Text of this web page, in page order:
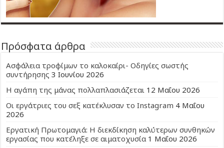
Πρόσφατα άρθρα
Ασφάλεια τροφίμων το καλοκαίρι- Οδηγίες σωστής
συντήρησης 3 Ιουνίου 2026
Η αγάπη της μάνας πολλαπλασιάζεται 12 Μαΐου 2026
Οι εργάτριες του σεξ κατέκλυσαν το Instagram 4 Μαΐου
2026
Εργατική Πρωτομαγιά: Η διεκδίκηση καλύτερων συνθηκών
εργασίας που κατέληξε σε αιματοχυσία 1 Μαΐου 2026